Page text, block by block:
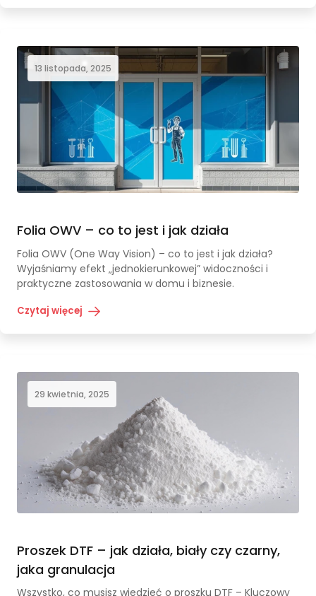
Folia OWV – co to jest i jak działa
Folia OWV (One Way Vision) – co to jest i jak działa?
Wyjaśniamy efekt „jednokierunkowej” widoczności i
praktyczne zastosowania w domu i biznesie.
Czytaj więcej
13 listopada, 2025
Proszek DTF – jak działa, biały czy czarny,
jaka granulacja
Wszystko, co musisz wiedzieć o proszku DTF – Kluczowy
29 kwietnia, 2025